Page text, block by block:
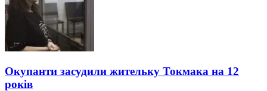
Окупанти засудили жительку Токмака на 12
років